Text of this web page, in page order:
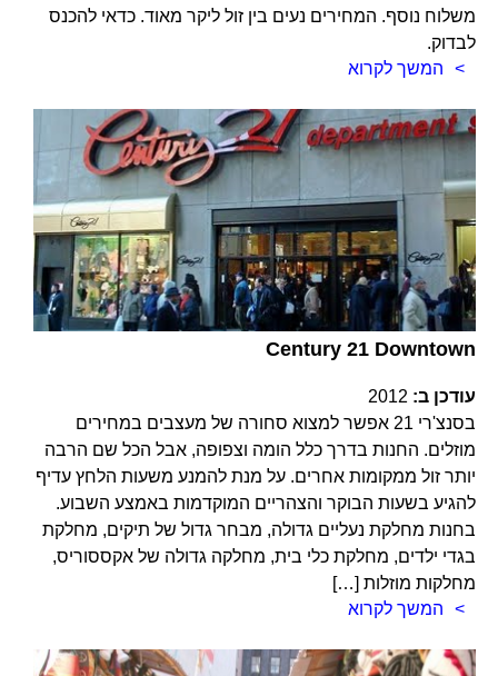
משלוח נוסף. המחירים נעים בין זול ליקר מאוד. כדאי להכנס
לבדוק.
המשך לקרוא
Century 21 Downtown
עודכן ב: 2012
בסנצ'רי 21 אפשר למצוא סחורה של מעצבים במחירים
מוזלים. החנות בדרך כלל הומה וצפופה, אבל הכל שם הרבה
יותר זול ממקומות אחרים. על מנת להמנע משעות הלחץ עדיף
להגיע בשעות הבוקר והצהריים המוקדמות באמצע השבוע.
בחנות מחלקת נעליים גדולה, מבחר גדול של תיקים, מחלקת
בגדי ילדים, מחלקת כלי בית, מחלקה גדולה של אקססוריס,
מחלקות מוזלות […]
המשך לקרוא